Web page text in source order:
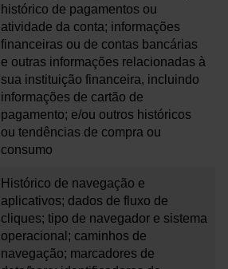
histórico de pagamentos ou
atividade da conta; informações
financeiras ou de contas bancárias
e outras informações relacionadas à
sua instituição financeira, incluindo
informações de cartão de
pagamento; e/ou outros históricos
ou tendências de compra ou
consumo
Histórico de navegação e
aplicativos; dados de fluxo de
cliques; tipo de navegador e sistema
operacional; caminhos de
navegação; marcadores de